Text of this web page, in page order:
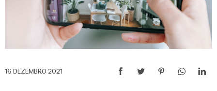
16 DEZEMBRO 2021